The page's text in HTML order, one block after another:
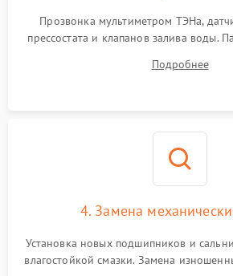
Прозвонка мультиметром ТЭНа,
прессостата и клапанов залива воды.
Восстановление целостности
Подробнее
4. Замена
Установка новых подшипников и
влагостойкой смазки. Замена